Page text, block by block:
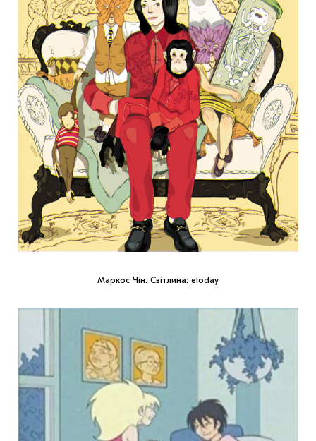
Маркос Чін. Світлина: etoday